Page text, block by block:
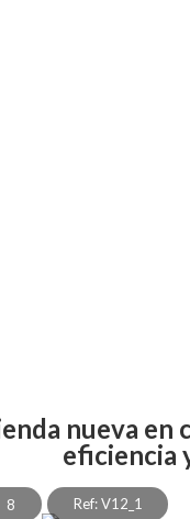
eficiencia
8 Ref: V12_1